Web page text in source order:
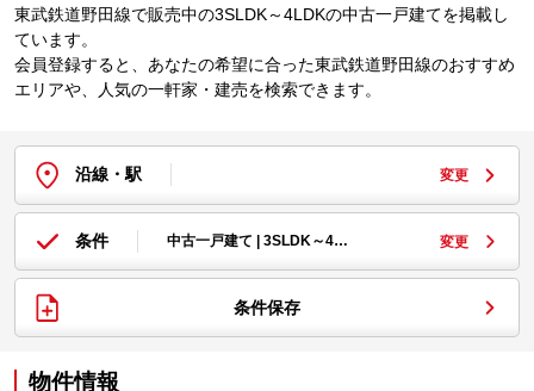
東武鉄道野田線で販売中の3SLDK～4LDKの中古一戸建てを掲載し
ています。
会員登録すると、あなたの希望に合った東武鉄道野田線のおすすめ
エリアや、人気の一軒家・建売を検索できます。
沿線・駅 変更
条件 中古一戸建て | 3SLDK～4… 変更
条件保存
物件情報